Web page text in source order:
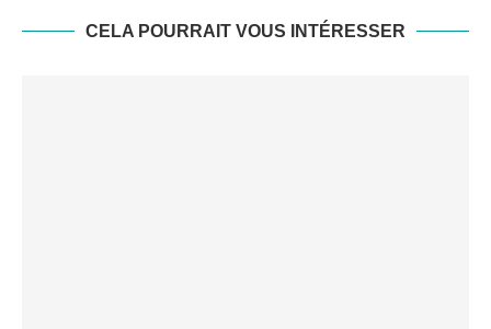
CELA POURRAIT VOUS INTÉRESSER